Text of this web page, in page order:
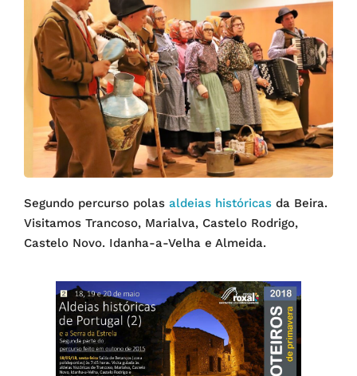
Segundo percurso polas aldeias históricas da Beira.
Visitamos Trancoso, Marialva, Castelo Rodrigo,
Castelo Novo. Idanha-a-Velha e Almeida.